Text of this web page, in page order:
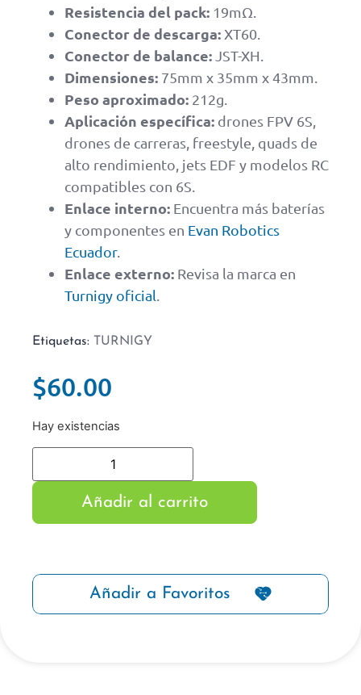
Resistencia del pack: 19mΩ.
Conector de descarga: XT60.
Conector de balance: JST-XH.
Dimensiones: 75mm x 35mm x 43mm.
Peso aproximado: 212g.
Aplicación específica: drones FPV 6S,
drones de carreras, freestyle, quads de
alto rendimiento, jets EDF y modelos RC
compatibles con 6S.
Enlace interno: Encuentra más baterías
y componentes en Evan Robotics
Ecuador.
Enlace externo: Revisa la marca en
Turnigy oficial
Etiquetas: TURNIGY
$60.00
Hay existencias
Añadir al carrito
Añadir a Favoritos